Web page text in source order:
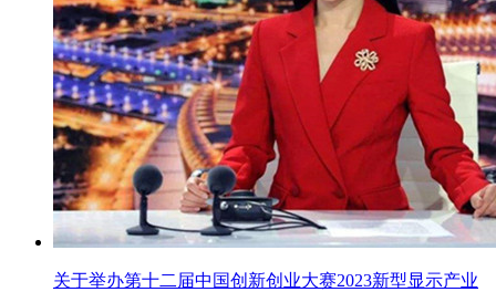
关于举办第十二届中国创新创业大赛2023新型显示产业